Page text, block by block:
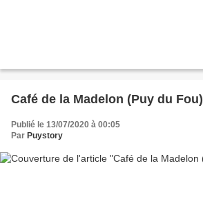
Café de la Madelon (Puy du Fou)
Publié le 13/07/2020 à 00:05
Par Puystory